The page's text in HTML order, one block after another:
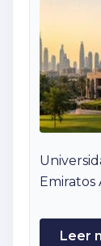
Emiratos
Leer